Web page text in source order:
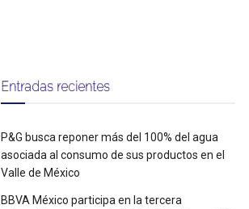
Entradas recientes
P&G busca reponer más del 100% del agua
asociada al consumo de sus productos en el
Valle de México
BBVA México participa en la tercera